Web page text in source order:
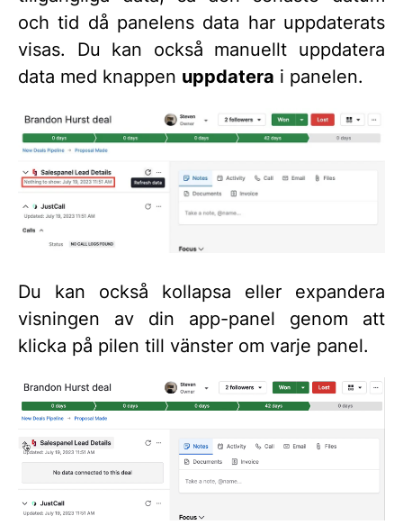
och tid då panelens data har uppdaterats
visas. Du kan också manuellt uppdatera
data med knappen uppdatera i panelen.
Du kan också kollapsa eller expandera
visningen av din app-panel genom att
klicka på pilen till vänster om varje panel.